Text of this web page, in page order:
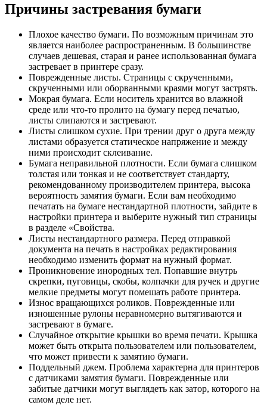
Причины застревания бумаги
Плохое качество бумаги. По возможным причинам это
является наиболее распространенным. В большинстве
случаев дешевая, старая и ранее использованная бумага
застревает в принтере сразу.
Поврежденные листы. Страницы с скрученными,
скрученными или оборванными краями могут застрять.
Мокрая бумага. Если носитель хранится во влажной
среде или что-то пролито на бумагу перед печатью,
листы слипаются и застревают.
Листы слишком сухие. При трении друг о друга между
листами образуется статическое напряжение и между
ними происходит склеивание.
Бумага неправильной плотности. Если бумага слишком
толстая или тонкая и не соответствует стандарту,
рекомендованному производителем принтера, высока
вероятность замятия бумаги. Если вам необходимо
печатать на бумаге нестандартной плотности, зайдите в
настройки принтера и выберите нужный тип страницы
в разделе «Свойства.
Листы нестандартного размера. Перед отправкой
документа на печать в настройках редактирования
необходимо изменить формат на нужный формат.
Проникновение инородных тел. Попавшие внутрь
скрепки, пуговицы, скобы, колпачки для ручек и другие
мелкие предметы могут помешать работе принтера.
Износ вращающихся роликов. Поврежденные или
изношенные рулоны неравномерно вытягиваются и
застревают в бумаге.
Случайное открытие крышки во время печати. Крышка
может быть открыта пользователем или пользователем,
что может привести к замятию бумаги.
Поддельный джем. Проблема характерна для принтеров
с датчиками замятия бумаги. Поврежденные или
забитые датчики могут выглядеть как затор, которого на
самом деле нет.